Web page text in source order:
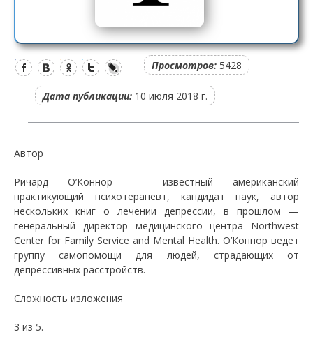
Просмотров: 5428
Дата публикации: 10 июля 2018 г.
Автор
Ричард О’Коннор — известный американский
практикующий психотерапевт, кандидат наук, автор
нескольких книг о лечении депрессии, в прошлом —
генеральный директор медицинского центра Northwest
Center for Family Service and Mental Health. О’Коннор ведет
группу самопомощи для людей, страдающих от
депрессивных расстройств.
Сложность изложения
3 из 5.